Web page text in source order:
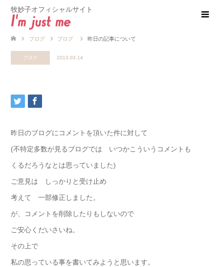
牧妙子オフィシャルサイト
ブログ ブログ 昨日の記事について
ブログ 2013.03.14
昨日のブログにコメントを頂いた件に対して
(不特定多数が見るブログでは いつかこういうコメントも
くるだろうなとは思っていました)
ご意見は しっかりと受け止め
考えて 一部修正しました。
が、コメントを削除したりもしないので
ご安心くだいさいね。
その上で
私の思っている事を書いてみようと思います。